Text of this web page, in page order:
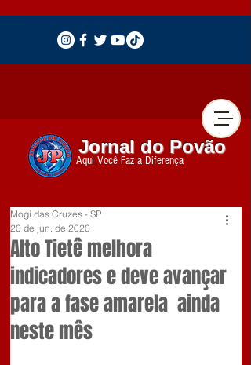
Jornal do Povão
Aqui Você Faz a Diferença
Alto Tietê melhora
indicadores e deve avançar
para a fase amarela ainda
neste mês
Mogi das Cruzes - SP
20 de jun. de 2020